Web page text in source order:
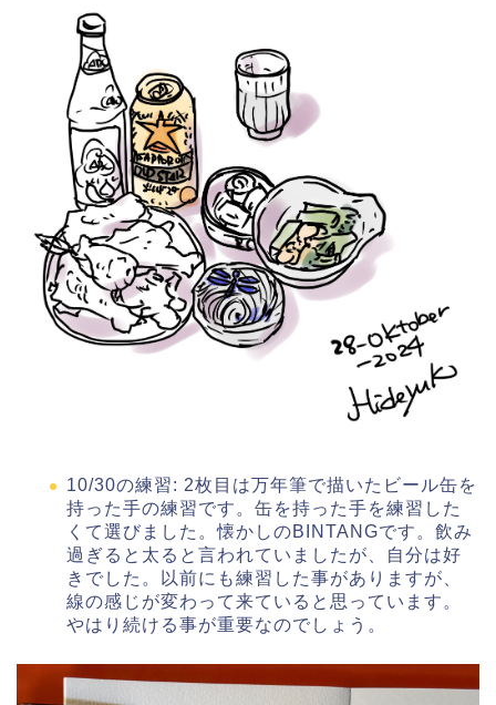
10/30の練習: 2枚目は万年筆で描いたビール缶を
持った手の練習です。缶を持った手を練習した
くて選びました。懐かしのBINTANGです。飲み
過ぎると太ると言われていましたが、自分は好
きでした。以前にも練習した事がありますが、
線の感じが変わって来ていると思っています。
やはり続ける事が重要なのでしょう。